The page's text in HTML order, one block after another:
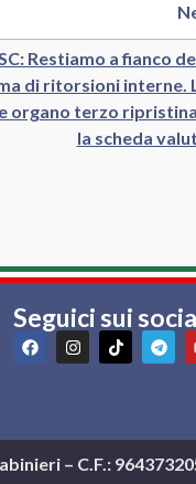
Restiamo a fianco
di ritorsioni interne.
organo terzo
la scheda
Seguici sui
– C.F.: